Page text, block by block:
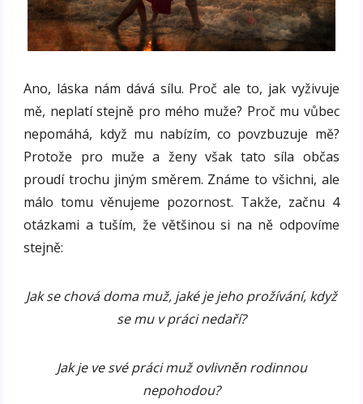
Ano, láska nám dává sílu. Proč ale to, jak vyživuje
mě, neplatí stejně pro mého muže? Proč mu vůbec
nepomáhá, když mu nabízím, co povzbuzuje mě?
Protože pro muže a ženy však tato síla občas
proudí trochu jiným směrem. Známe to všichni, ale
málo tomu věnujeme pozornost. Takže, začnu 4
otázkami a tuším, že většinou si na ně odpovíme
stejně:
Jak se chová doma muž, jaké je jeho prožívání, když
se mu v práci nedaří?
Jak je ve své práci muž ovlivněn rodinnou
nepohodou?